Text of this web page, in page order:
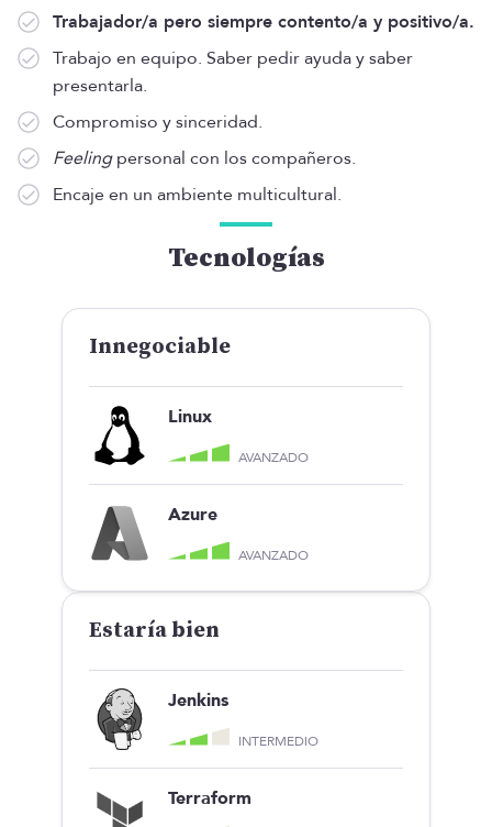
Trabajador/a pero siempre contento/a y positivo/a.
Trabajo en equipo. Saber pedir ayuda y saber
presentarla.
Compromiso y sinceridad.
Feelingpersonal con los compañeros.
Encaje en un ambiente multicultural.
Tecnologías
Innegociable
Linux
AVANZADO
Azure
AVANZADO
Estaría bien
Jenkins
INTERMEDIO
Terraform